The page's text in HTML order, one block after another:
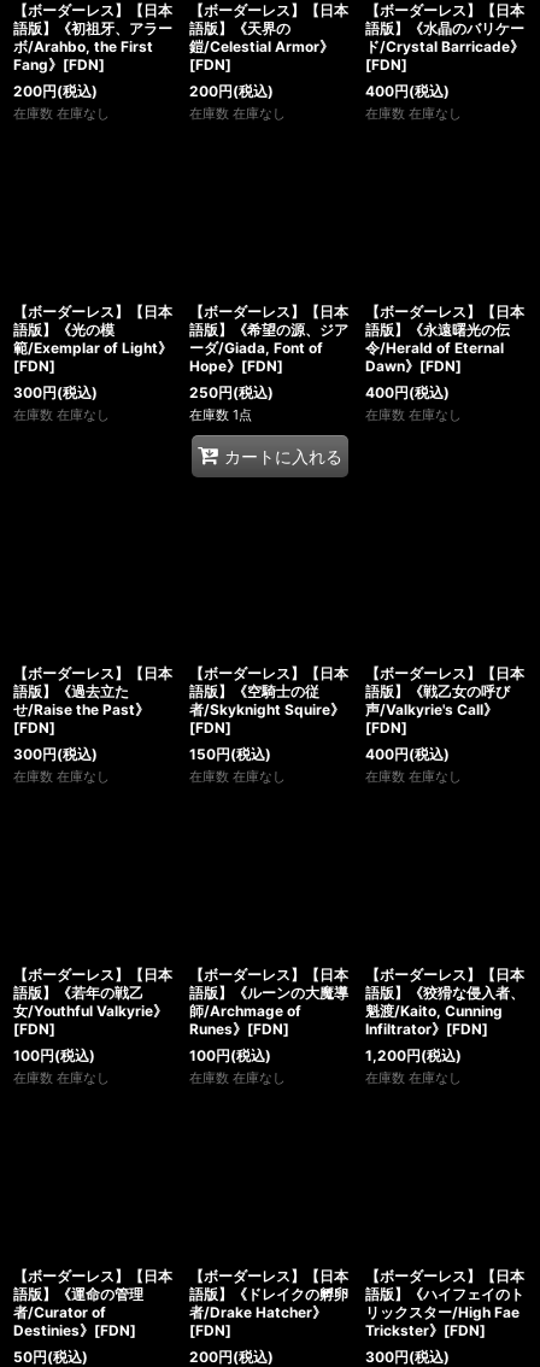
【ボーダーレス】【日本
語版】《初祖牙、アラー
ボ/Arahbo, the First
Fang》[FDN]
200円(税込)
在庫数 在庫なし
【ボーダーレス】【日本
語版】《天界の
鎧/Celestial Armor》
[FDN]
200円(税込)
在庫数 在庫なし
【ボーダーレス】【日本
語版】《水晶のバリケー
ド/Crystal Barricade》
[FDN]
400円(税込)
在庫数 在庫なし
【ボーダーレス】【日本
語版】《光の模
範/Exemplar of Light》
[FDN]
300円(税込)
在庫数 在庫なし
【ボーダーレス】【日本
語版】《希望の源、ジア
ーダ/Giada, Font of
Hope》[FDN]
250円(税込)
在庫数 1点
カートに入れる
【ボーダーレス】【日本
語版】《永遠曙光の伝
令/Herald of Eternal
Dawn》[FDN]
400円(税込)
在庫数 在庫なし
【ボーダーレス】【日本
語版】《過去立た
せ/Raise the Past》
[FDN]
300円(税込)
在庫数 在庫なし
【ボーダーレス】【日本
語版】《空騎士の従
者/Skyknight Squire》
[FDN]
150円(税込)
在庫数 在庫なし
【ボーダーレス】【日本
語版】《戦乙女の呼び
声/Valkyrie's Call》
[FDN]
400円(税込)
在庫数 在庫なし
【ボーダーレス】【日本
語版】《若年の戦乙
女/Youthful Valkyrie》
[FDN]
100円(税込)
在庫数 在庫なし
【ボーダーレス】【日本
語版】《ルーンの大魔導
師/Archmage of
Runes》[FDN]
100円(税込)
在庫数 在庫なし
【ボーダーレス】【日本
語版】《狡猾な侵入者、
魁渡/Kaito, Cunning
Infiltrator》[FDN]
1,200円(税込)
在庫数 在庫なし
【ボーダーレス】【日本
語版】《運命の管理
者/Curator of
Destinies》[FDN]
50円(税込)
【ボーダーレス】【日本
語版】《ドレイクの孵卵
者/Drake Hatcher》
[FDN]
200円(税込)
【ボーダーレス】【日本
語版】《ハイフェイのト
リックスター/High Fae
Trickster》[FDN]
300円(税込)